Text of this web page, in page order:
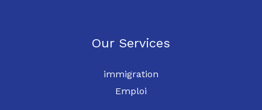
Our Services
immigration
Emploi